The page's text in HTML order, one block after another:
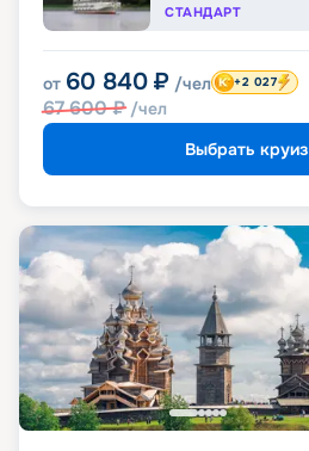
СТАНДАРТ
от 60 840 ₽ /чел
67 600₽ /чел
+2 027
Выбрать круиз